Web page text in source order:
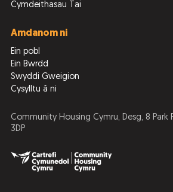
Cymdeithasau Tai
Amdanom ni
Ein pobl
Ein Bwrdd
Swyddi Gweigion
Cysylltu â ni
Community Housing Cymru, Desg, 8 Park
3DP